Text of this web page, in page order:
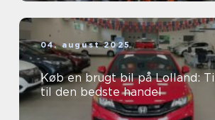
04. august 2025
Køb en brugt bil på Lolland:
til den bedste handel